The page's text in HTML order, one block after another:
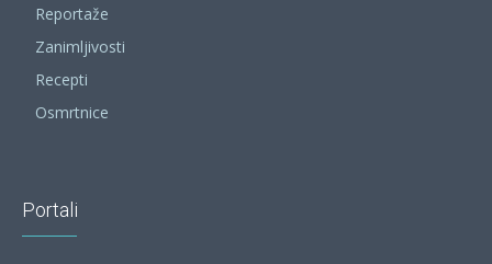
Reportaže
Zanimljivosti
Recepti
Osmrtnice
Portali